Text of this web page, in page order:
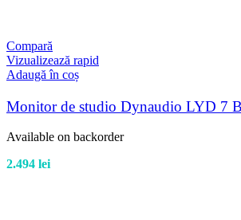
Compară
Vizualizează rapid
Adaugă în coș
Monitor de studio Dynaudio LYD 7
Available on backorder
2.494 lei